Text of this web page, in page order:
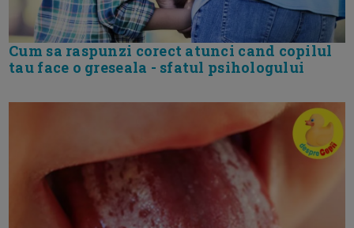
Cum sa raspunzi corect atunci cand copilul
tau face o greseala - sfatul psihologului